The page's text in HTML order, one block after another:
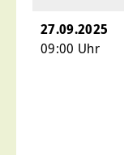
27.09.2025
09:00 Uhr